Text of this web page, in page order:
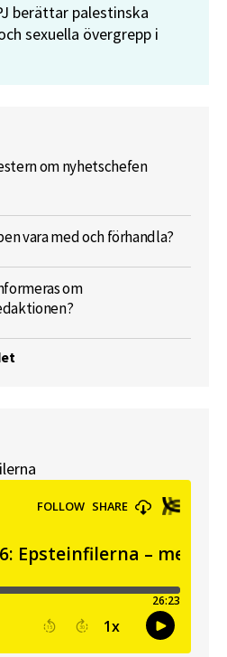
berättar palestinska
sexuella övergrepp i
om nyhetschefen
vara med och förhandla?
om